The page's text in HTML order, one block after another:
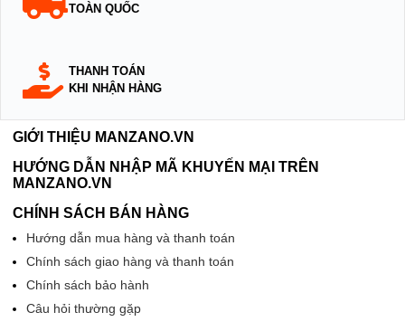
TOÀN QUỐC
THANH TOÁN
KHI NHẬN HÀNG
GIỚI THIỆU MANZANO.VN
HƯỚNG DẪN NHẬP MÃ KHUYẾN MẠI TRÊN
MANZANO.VN
CHÍNH SÁCH BÁN HÀNG
Hướng dẫn mua hàng và thanh toán
Chính sách giao hàng và thanh toán
Chính sách bảo hành
Câu hỏi thường gặp